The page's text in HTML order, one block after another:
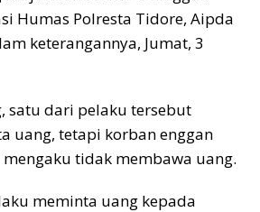
Humas Polresta Tidore, Aipda
keterangannya, Jumat, 3
satu dari pelaku tersebut
uang, tetapi korban enggan
tidak membawa uang.
meminta uang kepada